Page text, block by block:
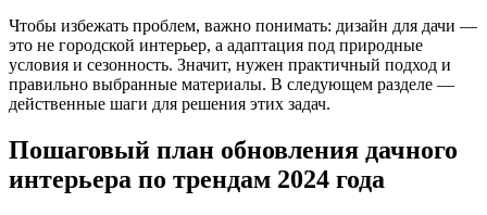
Чтобы избежать проблем, важно понимать: дизайн для дачи —
это не городской интерьер, а адаптация под природные
условия и сезонность. Значит, нужен практичный подход и
правильно выбранные материалы. В следующем разделе —
действенные шаги для решения этих задач.
Пошаговый план обновления дачного
интерьера по трендам 2024 года